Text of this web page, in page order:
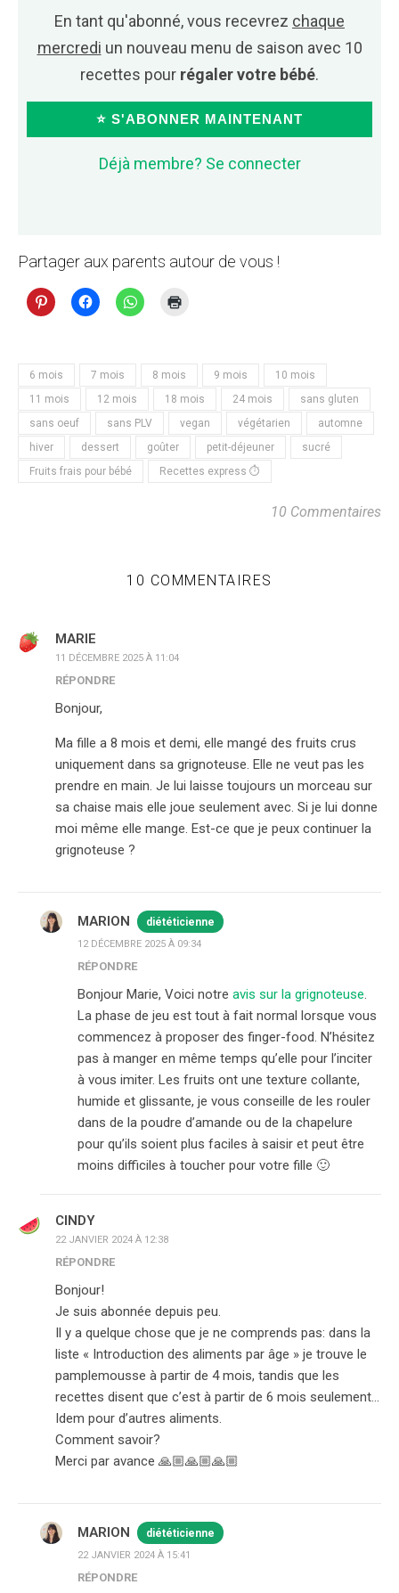
En tant qu'abonné, vous recevrez chaque
mercredi un nouveau menu de saison avec 10
recettes pour régaler votre bébé.
⭐ S'ABONNER MAINTENANT
Déjà membre? Se connecter
Partager aux parents autour de vous !
6 mois 7 mois 8 mois 9 mois
10 mois
11 mois
12 mois 18 mois 24 mois
sans gluten
sans oeuf
sans PLV vegan végétarien
automne
hiver
dessert goûter petit-déjeuner
sucré
Fruits frais pour bébé
Recettes express ⏱
10 Commentaires
10 COMMENTAIRES
MARIE
11 DÉCEMBRE 2025 À 11:04
RÉPONDRE
Bonjour,
Ma fille a 8 mois et demi, elle mangé des fruits crus
uniquement dans sa grignoteuse. Elle ne veut pas les
prendre en main. Je lui laisse toujours un morceau sur
sa chaise mais elle joue seulement avec. Si je lui donne
moi même elle mange. Est-ce que je peux continuer la
grignoteuse ?
MARION diététicienne
12 DÉCEMBRE 2025 À 09:34
RÉPONDRE
Bonjour Marie, Voici notre avis sur la grignoteuse
La phase de jeu est tout à fait normal lorsque vous
commencez à proposer des finger-food. N’hésitez
pas à manger en même temps qu’elle pour l’inciter
à vous imiter. Les fruits ont une texture collante,
humide et glissante, je vous conseille de les rouler
dans de la poudre d’amande ou de la chapelure
pour qu’ils soient plus faciles à saisir et peut être
moins difficiles à toucher pour votre fille 🙂
CINDY
22 JANVIER 2024 À 12:38
RÉPONDRE
Bonjour!
Je suis abonnée depuis peu.
Il y a quelque chose que je ne comprends pas: dans la
liste « Introduction des aliments par âge » je trouve le
pamplemousse à partir de 4 mois, tandis que les
recettes disent que c’est à partir de 6 mois seulement…
Idem pour d’autres aliments.
Comment savoir?
Merci par avance 🙏🏼🙏🏼🙏🏼
MARION diététicienne
22 JANVIER 2024 À 15:41
RÉPONDRE